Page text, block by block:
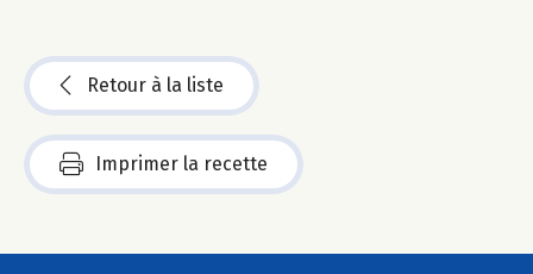
Retour à la liste
Imprimer la recette